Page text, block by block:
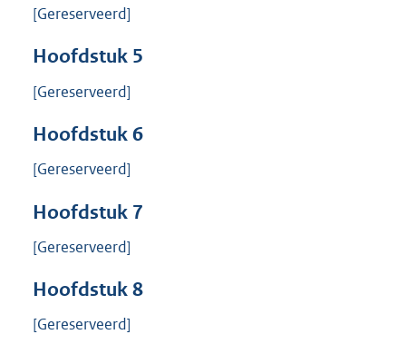
[Gereserveerd]
Hoofdstuk 5
[Gereserveerd]
Hoofdstuk6
[Gereserveerd]
Hoofdstuk 7
[Gereserveerd]
Hoofdstuk8
[Gereserveerd]